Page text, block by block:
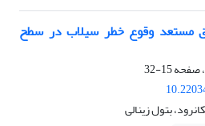
مستعد وقوع خطر سیلاب در سطح
15-32
بتول زینالی